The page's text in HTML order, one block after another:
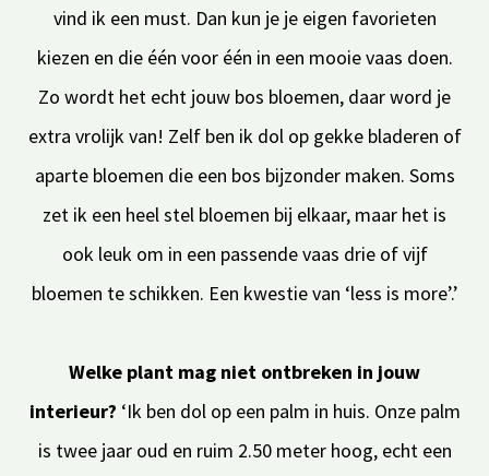
vind ik een must. Dan kun je je eigen favorieten
kiezen en die één voor één in een mooie vaas doen.
Zo wordt het echt jouw bos bloemen, daar word je
extra vrolijk van! Zelf ben ik dol op gekke bladeren of
aparte bloemen die een bos bijzonder maken. Soms
zet ik een heel stel bloemen bij elkaar, maar het is
ook leuk om in een passende vaas drie of vijf
bloemen te schikken. Een kwestie van ‘less is more’.’
Welke plant mag niet ontbreken in jouw
interieur? ‘Ik ben dol op een palm in huis. Onze palm
is twee jaar oud en ruim 2.50 meter hoog, echt een